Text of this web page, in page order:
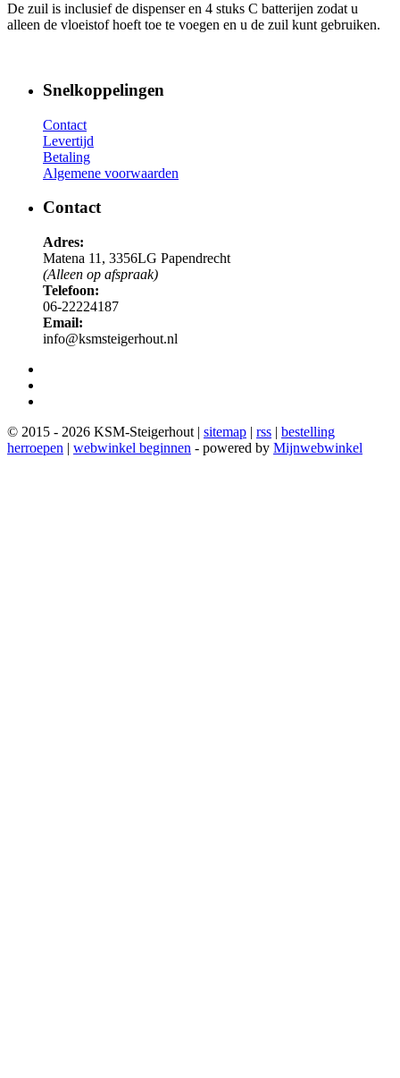
De zuil is inclusief de dispenser en 4 stuks C batterijen zodat u
alleen de vloeistof hoeft toe te voegen en u de zuil kunt gebruiken.
Snelkoppelingen
Contact
Levertijd
Betaling
Algemene voorwaarden
Contact
Adres:
Matena 11, 3356LG Papendrecht
(Alleen op afspraak)
Telefoon:
06-22224187
Email:
info@ksmsteigerhout.nl
© 2015 - 2026 KSM-Steigerhout | sitemap | rss | bestelling
herroepen | webwinkel beginnen - powered by Mijnwebwinkel